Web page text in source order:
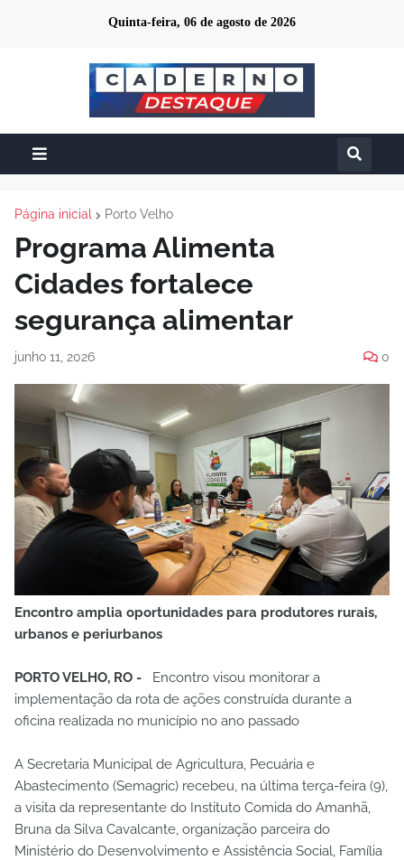
Quinta-feira, 06 de agosto de 2026
Página inicial Porto Velho
Programa Alimenta
Cidades fortalece
segurança alimentar
junho 11, 2026 0
Encontro amplia oportunidades para produtores rurais,
urbanos e periurbanos
PORTO VELHO, RO -
Encontro visou monitorar a
implementação da rota de ações construída durante a
oficina realizada no município no ano passado
A Secretaria Municipal de Agricultura, Pecuária e
Abastecimento (Semagric) recebeu, na última terça-feira (9),
a visita da representante do Instituto Comida do Amanhã,
Bruna da Silva Cavalcante, organização parceira do
Ministério do Desenvolvimento e Assistência Social, Família